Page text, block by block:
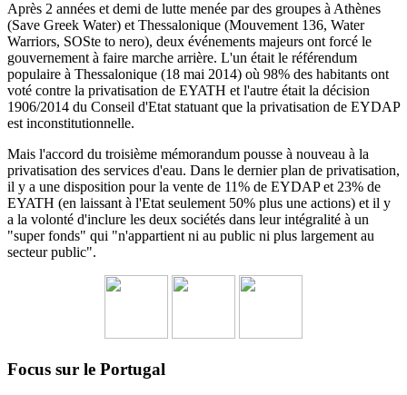
Après 2 années et demi de lutte menée par des groupes à Athènes
(Save Greek Water) et Thessalonique (Mouvement 136, Water
Warriors, SOSte to nero), deux événements majeurs ont forcé le
gouvernement à faire marche arrière. L'un était le référendum
populaire à Thessalonique (18 mai 2014) où 98% des habitants ont
voté contre la privatisation de EYATH et l'autre était la décision
1906/2014 du Conseil d'Etat statuant que la privatisation de EYDAP
est inconstitutionnelle.
Mais l'accord du troisième mémorandum pousse à nouveau à la
privatisation des services d'eau. Dans le dernier plan de privatisation,
il y a une disposition pour la vente de 11% de EYDAP et 23% de
EYATH (en laissant à l'Etat seulement 50% plus une actions) et il y
a la volonté d'inclure les deux sociétés dans leur intégralité à un
"super fonds" qui "n'appartient ni au public ni plus largement au
secteur public".
Focus sur le Portugal